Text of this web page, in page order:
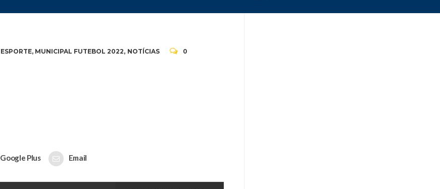
ESPORTE, MUNICIPAL FUTEBOL 2022, NOTÍCIAS 0
Google Plus Email